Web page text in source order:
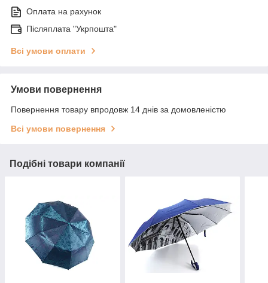
Оплата на рахунок
Післяплата "Укрпошта"
Всі умови оплати
Умови повернення
Повернення товару впродовж 14 днів за домовленістю
Всі умови повернення
Подібні товари компанії